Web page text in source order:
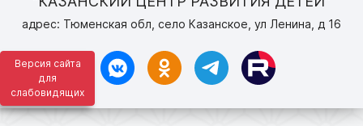
Версия сайта
для
слабовидящих
адрес: Тюменская обл, село Казанское, ул Ленина, д 16